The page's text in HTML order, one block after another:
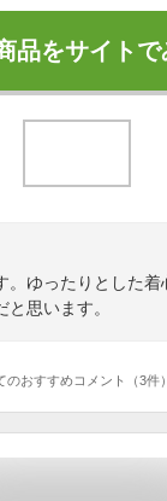
品をサイトで
。ゆったりとした
思います。
のおすすめコメント（3件）